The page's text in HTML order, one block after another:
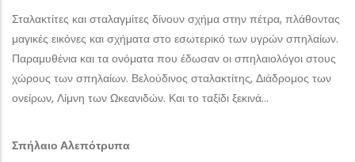
Σταλακτίτες και σταλαγμίτες δίνουν σχήμα στην πέτρα, πλάθοντας
μαγικές εικόνες και σχήματα στο εσωτερικό των υγρών σπηλαίων.
Παραμυθένια και τα ονόματα που έδωσαν οι σπηλαιολόγοι στους
χώρους των σπηλαίων. Βελούδινος σταλακτίτης, Διάδρομος των
ονείρων, Λίμνη των Ωκεανιδών. Και το ταξίδι ξεκινά…
Σπήλαιο Αλεπότρυπα